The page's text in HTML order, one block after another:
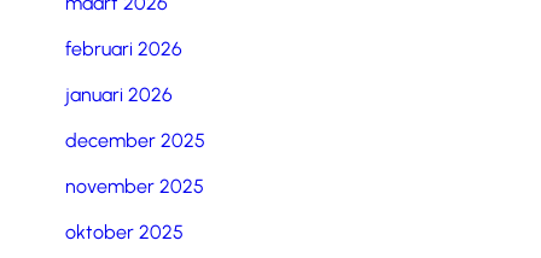
februari 2026
januari 2026
december 2025
november 2025
oktober 2025